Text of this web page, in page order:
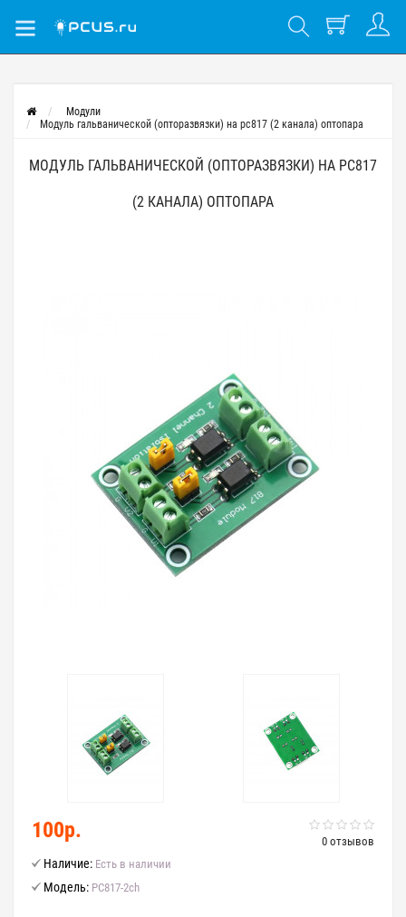
Модули
Модуль гальванической (опторазвязки) на pc817 (2 канала) оптопара
МОДУЛЬ ГАЛЬВАНИЧЕСКОЙ (ОПТОРАЗВЯЗКИ) НА PC817
(2 КАНАЛА) ОПТОПАРА
0 отзывов
100р.
Наличие: Есть в наличии
Модель: PC817-2ch